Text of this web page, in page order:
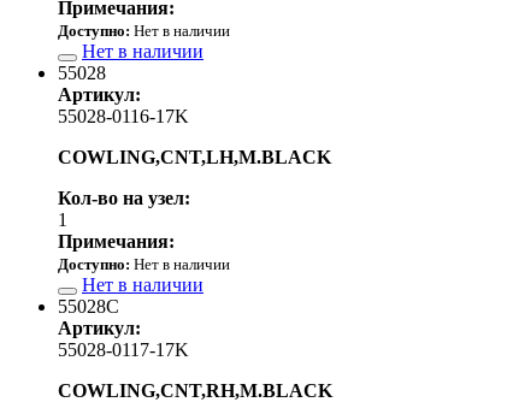
Примечания:
Доступно: Нет в наличии
Нет в наличии
55028
Артикул:
55028-0116-17K
COWLING,CNT,LH,M.BLACK
Кол-во на узел:
1
Примечания:
Доступно: Нет в наличии
Нет в наличии
55028C
Артикул:
55028-0117-17K
COWLING,CNT,RH,M.BLACK